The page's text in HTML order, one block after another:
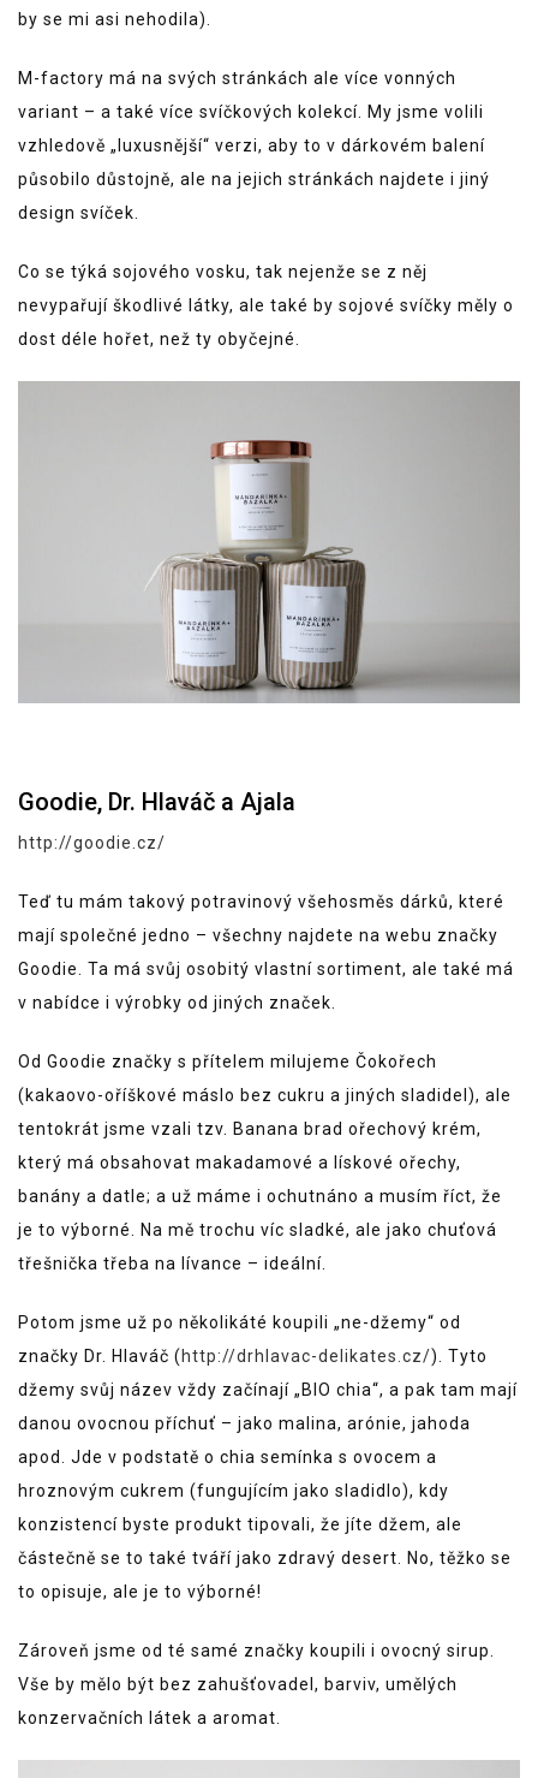
by se mi asi nehodila).
M-factory má na svých stránkách ale více vonných
variant – a také více svíčkových kolekcí. My jsme volili
vzhledově „luxusnější“ verzi, aby to v dárkovém balení
působilo důstojně, ale na jejich stránkách najdete i jiný
design svíček.
Co se týká sojového vosku, tak nejenže se z něj
nevypařují škodlivé látky, ale také by sojové svíčky měly o
dost déle hořet, než ty obyčejné.
Goodie, Dr. Hlaváč a Ajala
http://goodie.cz/
Teď tu mám takový potravinový všehosměs dárků, které
mají společné jedno – všechny najdete na webu značky
Goodie. Ta má svůj osobitý vlastní sortiment, ale také má
v nabídce i výrobky od jiných značek.
Od Goodie značky s přítelem milujeme Čokořech
(kakaovo-oříškové máslo bez cukru a jiných sladidel), ale
tentokrát jsme vzali tzv. Banana brad ořechový krém,
který má obsahovat makadamové a lískové ořechy,
banány a datle; a už máme i ochutnáno a musím říct, že
je to výborné. Na mě trochu víc sladké, ale jako chuťová
třešnička třeba na lívance – ideální.
Potom jsme už po několikáté koupili „ne-džemy“ od
značky Dr. Hlaváč (http://drhlavac-delikates.cz/). Tyto
džemy svůj název vždy začínají „BIO chia“, a pak tam mají
danou ovocnou příchuť – jako malina, arónie, jahoda
apod. Jde v podstatě o chia semínka s ovocem a
hroznovým cukrem (fungujícím jako sladidlo), kdy
konzistencí byste produkt tipovali, že jíte džem, ale
částečně se to také tváří jako zdravý desert. No, těžko se
to opisuje, ale je to výborné!
Zároveň jsme od té samé značky koupili i ovocný sirup.
Vše by mělo být bez zahušťovadel, barviv, umělých
konzervačních látek a aromat.